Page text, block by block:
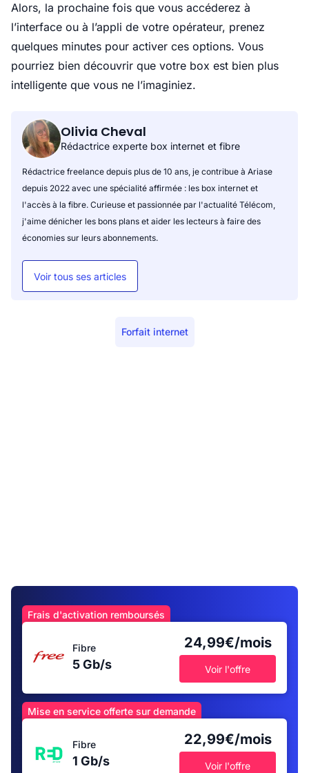
Alors, la prochaine fois que vous accéderez à
l’interface ou à l’appli de votre opérateur, prenez
quelques minutes pour activer ces options. Vous
pourriez bien découvrir que votre box est bien plus
intelligente que vous ne l’imaginiez.
Olivia Cheval
Rédactrice experte box internet et fibre
Rédactrice freelance depuis plus de 10 ans, je contribue à Ariase
depuis 2022 avec une spécialité affirmée : les box internet et
l'accès à la fibre. Curieuse et passionnée par l'actualité Télécom,
j'aime dénicher les bons plans et aider les lecteurs à faire des
économies sur leurs abonnements.
Voir tous ses articles
Forfait internet
Frais d'activation remboursés
Fibre
5 Gb/s
24,99€/mois
Voir l'offre
Mise en service offerte sur demande
Fibre
1 Gb/s
22,99€/mois
Voir l'offre